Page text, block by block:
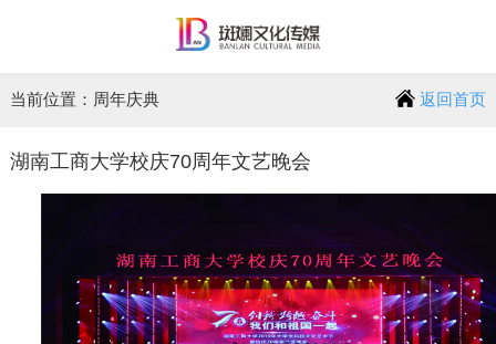
返回首页
当前位置：周年庆典
湖南工商大学校庆70周年文艺晚会